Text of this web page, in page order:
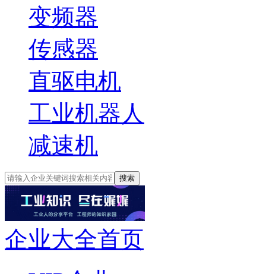
变频器
传感器
直驱电机
工业机器人
减速机
搜索
企业大全首页